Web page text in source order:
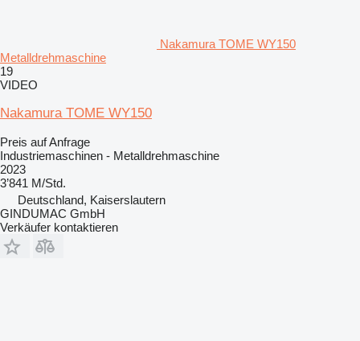
Nakamura TOME WY150
Metalldrehmaschine
19
VIDEO
Nakamura TOME WY150
Preis auf Anfrage
Industriemaschinen - Metalldrehmaschine
2023
3’841 M/Std.
Deutschland, Kaiserslautern
GINDUMAC GmbH
Verkäufer kontaktieren